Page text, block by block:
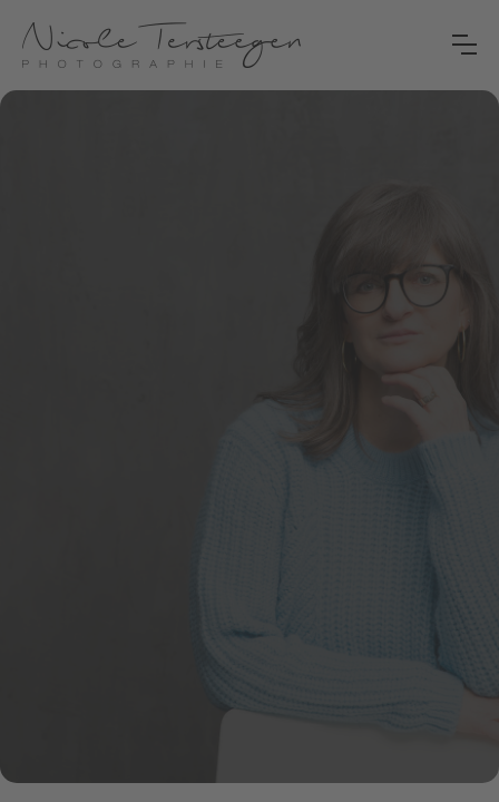
EINZIGARTIGE
FRAUENPORTRAITS
JETZT KONTAKTIEREN